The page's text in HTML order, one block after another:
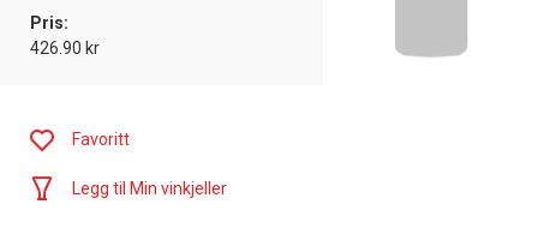
Pris:
426.90 kr
Favoritt
Legg til Min vinkjeller